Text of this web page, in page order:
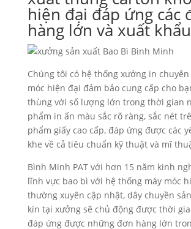
hiện đại đáp ứng các
hàng lớn và xuất khẩu
Chúng tôi có hệ thống xưởng in
móc hiện đại đảm bảo cung cấp cho
thùng với số lượng lớn trong thời gian
phẩm in ấn màu sắc rõ ràng, sắc nét
phẩm giấy cao cấp, đáp ứng được các
khe về cả tiêu chuẩn kỹ thuật và mĩ
Bình Minh PAT với hơn 15 năm kinh
lĩnh vực bao bì với hệ thống máy móc
thường xuyên cập nhật, dây chuyền
kín tại xưởng sẽ chủ động được thời
đáp ứng được những đơn hàng lớn